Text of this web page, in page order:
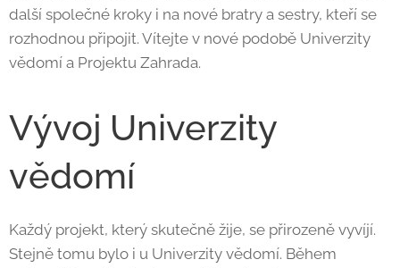
další společné kroky i na nové bratry a sestry, kteří se
rozhodnou připojit. Vítejte v nové podobě Univerzity
vědomí a Projektu Zahrada.
Vývoj Univerzity
vědomí
Každý projekt, který skutečně žije, se přirozeně vyvíjí.
Stejně tomu bylo i u Univerzity vědomí. Během